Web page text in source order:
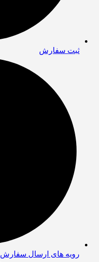
ثبت سفارش
رویه های ارسال سفارش